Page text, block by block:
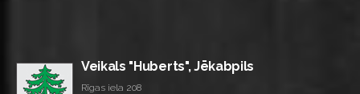
Veikals "Huberts", Jēkabpils
Rīgas iela 208